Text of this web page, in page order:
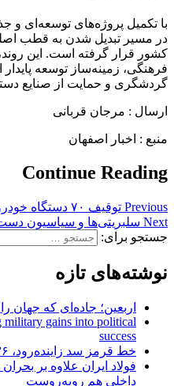
با تکمیل پروژه‌های توسعه‌ای و
در مسیر تبدیل شدن به قطب
کشور قرار گرفته است. این
فرهنگی، زمینه‌ساز توسعه
گردشگری و حمایت از صنایع
ارسال : مرجان قربانی
منبع : اخبار اصفهان
Continue Reading
Previous توقیف ۷۰ دستگاه خودرو و موتورسیکلت متخلف
Next سلبریتی‌ها و سیاسیون
جستجو برای:
نوشته‌های تازه
اربعین؛ جاده‌ای که جهان
gains into political
success
خط قرمز سد زاینده‌رود، ۲۳۶ میلیون مترمکعب است
فولاد ایران علاوه بر
داخلی هم روبه‌روست